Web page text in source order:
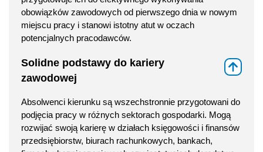
obowiązków zawodowych od pierwszego dnia w nowym
miejscu pracy i stanowi istotny atut w oczach
potencjalnych pracodawców.
Solidne podstawy do kariery
zawodowej
Absolwenci kierunku są wszechstronnie przygotowani do
podjęcia pracy w różnych sektorach gospodarki. Mogą
rozwijać swoją karierę w działach księgowości i finansów
przedsiębiorstw, biurach rachunkowych, bankach,